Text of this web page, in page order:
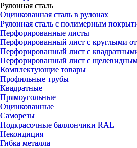
Рулонная сталь
Оцинкованная сталь в рулонах
Рулонная сталь с полимерным
Перфорированные листы
Перфорированный лист с круглыми
Перфорированный лист с
Перфорированный лист с
Комплектующие товары
Профильные трубы
Квадратные
Прямоугольные
Оцинкованные
Саморезы
Подкрасочные баллончики RAL
Некондиция
Гибка металла